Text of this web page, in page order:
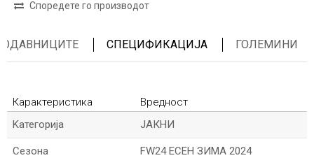
Споредете го производот
СПЕЦИФИКАЦИЈА ГОЛЕМИНИ
Карактеристика
Вредност
Kатегорија
ЈАКНИ
Сезона FW24 ЕСЕН ЗИМА 2024